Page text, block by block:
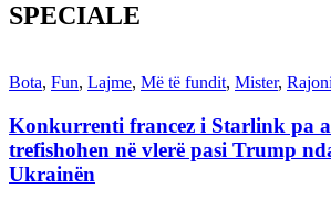
SPECIALE
Bota, Fun, Lajme, Më të fundit, Mister, Rajoni
Konkurrenti francez i Starlink pa
trefishohen në vlerë pasi Trump
Ukrainën